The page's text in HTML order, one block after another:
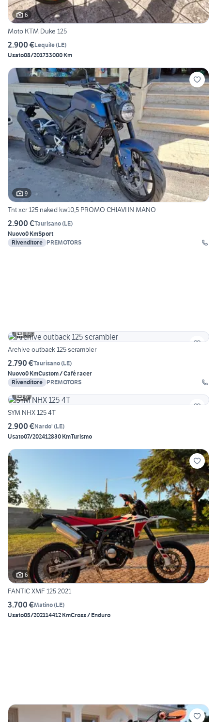
6
Moto KTM Duke 125
2.900 €Lequile(LE)
Usato08/201733000 Km
9
Tnt xcr 125 naked kw10,5 PROMO CHIAVI IN MANO
2.900 €Taurisano(LE)
Nuovo0 KmSport
Rivenditore PREMOTORS
10
Archive outback 125 scrambler
2.790 €Taurisano(LE)
Nuovo0 KmCustom / Café racer
Rivenditore PREMOTORS
6
SYM NHX 125 4T
2.900 €Nardo' (LE)
Usato07/202412830 KmTurismo
6
FANTIC XMF 125 2021
3.700 €Matino(LE)
Usato05/202114412 KmCross / Enduro